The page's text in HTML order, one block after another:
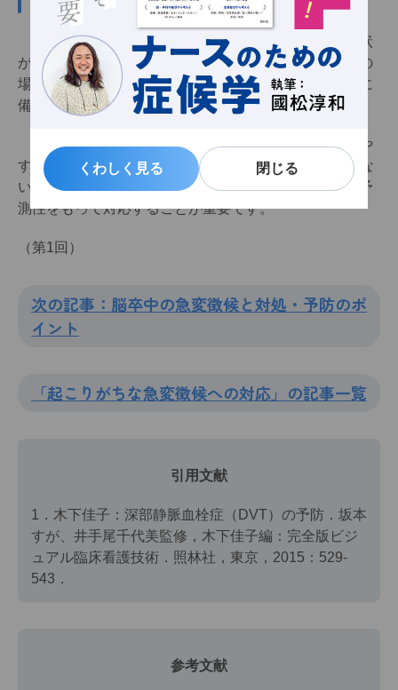
くわしく見る 閉じる
くわしく見る 閉じる
肺血栓塞栓症では、胸痛や呼吸困難、血痰などの症状
が出ます。なかには軽い胸痛や息苦しさを訴える程度の
場合もあるため、症状には特に注意し、万が一の場合に
備えておくことが必要です。
術後の最初の歩行や移乗では肺血栓塞栓症を発症しや
すいため、歩行の前には下肢の腫脹など、DVT徴候がな
いかを確認したうえで医師または看護師が付き添い、予
測性をもって対応することが重要です。
（第1回）
次の記事：脳卒中の急変徴候と対処・予防のポ
イント
「起こりがちな急変徴候への対応」の記事一覧
引用文献
1．木下佳子：深部静脈血栓症（DVT）の予防．坂本
すが、井手尾千代美監修，木下佳子編：完全版ビジ
ュアル臨床看護技術．照林社，東京，2015：529-
543．
参考文献